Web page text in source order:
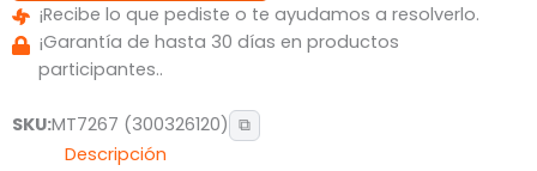
¡Recibe lo que pediste o te ayudamos a resolverlo.
¡Garantía de hasta 30 días en productos
participantes..
SKU:MT7267 (300326120) ⧉
Descripción